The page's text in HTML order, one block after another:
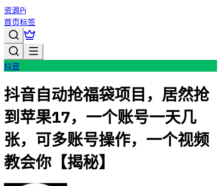
资源Pi
首页标签
抖音
抖音自动抢福袋项目，居然抢
到苹果17，一个账号一天几
张，可多账号操作，一个视频
教会你【揭秘】